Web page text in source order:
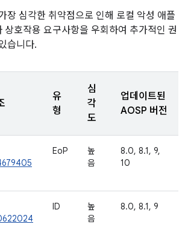
장 심각한 취약점으로 인해 로컬 악성 애플
상호작용 요구사항을 우회하여 추가적인 권
습니다.
유
형
심
각
도
업데이트된
AOSP 버전
EoP
높
음
8.0, 8.1, 9,
10
ID
높
음
8.0, 8.1, 9